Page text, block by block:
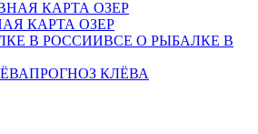
КАРТА ОЗЕР
ВСЕ О РЫБАЛКЕ В
ПРОГНОЗ КЛЁВА